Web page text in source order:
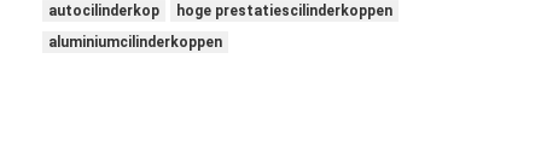
autocilinderkop
hoge prestatiescilinderkoppen
aluminiumcilinderkoppen